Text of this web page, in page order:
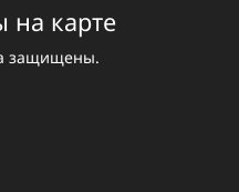
на карте
защищены.